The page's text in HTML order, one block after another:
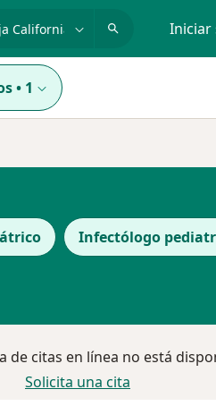
Iniciar
• 1
Infectólogo
de citas en línea no está
Solicita una cita